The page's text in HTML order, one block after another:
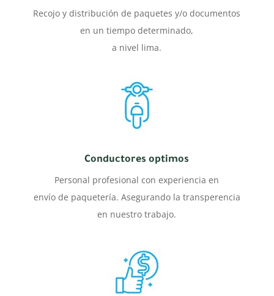
Recojo y distribución de paquetes y/o documentos
en un tiempo determinado,
a nivel lima.
Conductores optimos
Personal profesional con experiencia en
envío de paquetería. Asegurando la transperencia
en nuestro trabajo.